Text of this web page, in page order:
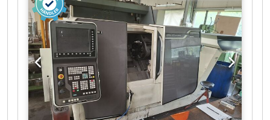
Gesamtbreite:2.060 mm, Gesamtgewicht:9.700
kg, Steuerungshersteller:MAZATROL,
Steuerungsmodell:
PC FUSION CNC 640MT Pro,
Produktlänge (max.):
3.820 mm, Anzahl der
Achsen:5, Diese 5-Achsen-Maschine vom Typ
Mazak INTEGREX 200 III S wurde im Jahr 2004
hergestellt. Sie verfügt über einen maximalen
Drehdurchmesser von 660 mm und eine
maximale Werkstückmasse von 150 kg. Die